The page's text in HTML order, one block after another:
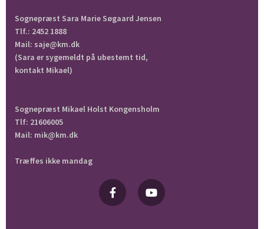
Sognepræst Sara Marie Søgaard Jensen
Tlf.: 2452 1888
Mail: saje@km.dk
(Sara er sygemeldt på ubestemt tid,
kontakt Mikael)
Sognepræst Mikael Holst Kongensholm
Tlf: 21606005
Mail: mik@km.dk
Træffes ikke mandag